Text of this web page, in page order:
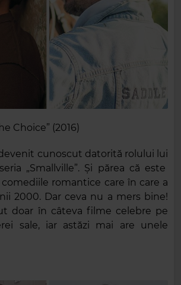
Choice” (2016)
cunoscut datorită rolului lui
„Smallville”. Și părea că este
romantice care în care a
2000. Dar ceva nu a mers bine!
doar în câteva filme celebre pe
sale, iar astăzi mai are unele